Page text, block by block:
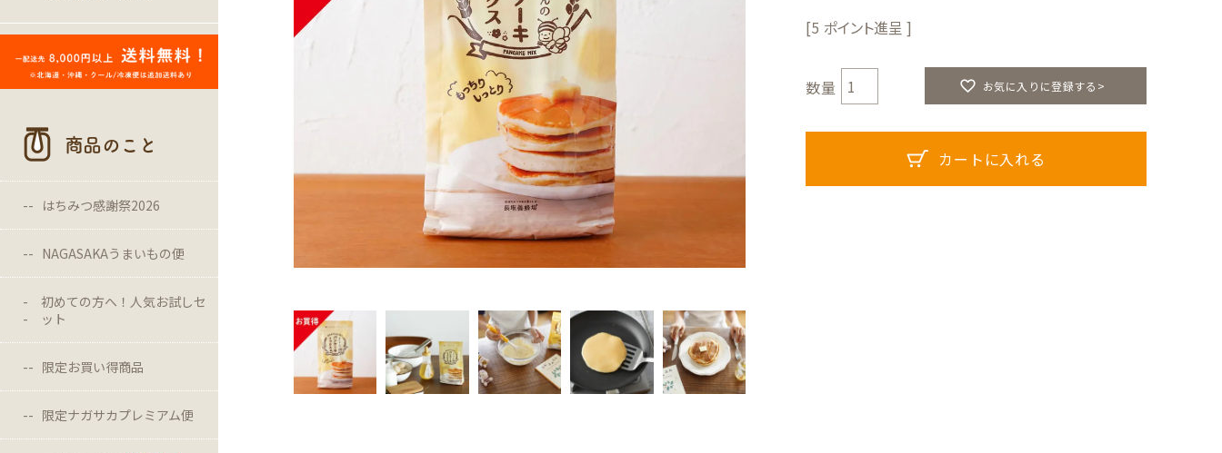
商品のこと
はちみつ感謝祭2026
NAGASAKAうまいもの便
初めての方へ！人気お試しセ
ット
限定お買い得商品
限定ナガサカプレミアム便
5
お気に入りに登録する>
カートに入れる